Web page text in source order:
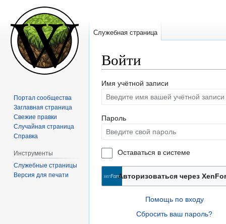
Войти
Перейти
Перейти
Имя учётной записи
Пароль
Оставаться в системе
Авторизоваться через
Помощь по входу
Сбросить ваш пароль?
Служебная страница
Портал сообщества
Заглавная страница
Свежие правки
Случайная страница
Справка
Инструменты
Служебные страницы
Версия для печати